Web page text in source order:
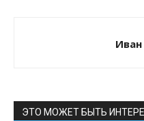
ЭТО МОЖЕТ БЫТЬ